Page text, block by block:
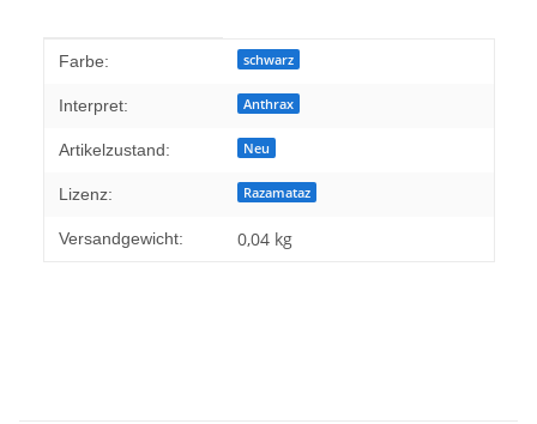
Produkteigenschaft
Wert
Farbe: schwarz
Interpret: Anthrax
Artikelzustand: Neu
Lizenz: Razamataz
Versandgewicht: 0,04 kg